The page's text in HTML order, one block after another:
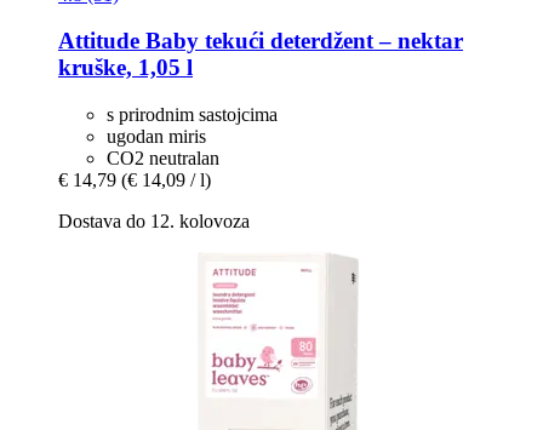
Attitude Baby tekući deterdžent – nektar
kruške, 1,05 l
s prirodnim sastojcima
ugodan miris
CO2 neutralan
€ 14,79 (€ 14,09 / l)
Dostava do 12. kolovoza